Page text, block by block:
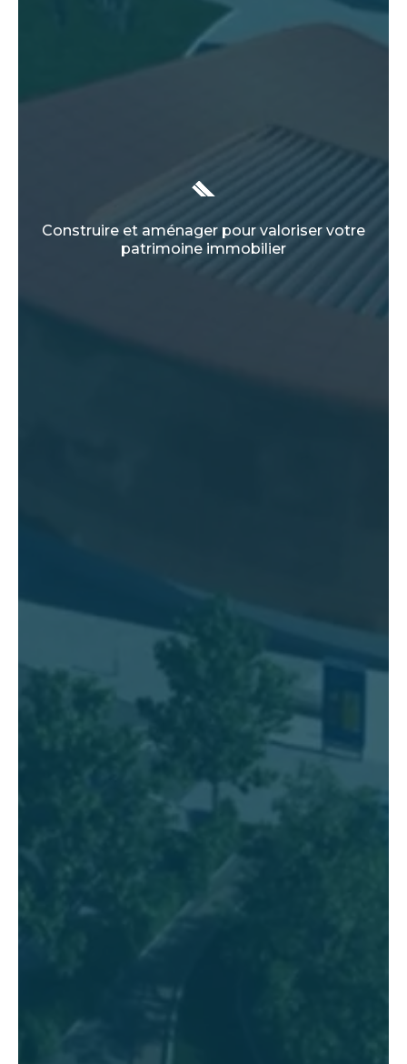
Construire et aménager pour valoriser votre
patrimoine immobilier